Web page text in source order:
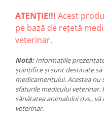
ATENȚIE!!! Acest
pe bază de rețetă
veterinar.
Notă:Informațiile
științifice și sunt destinate
medicamentului. Acestea nu
sfaturile medicului
sănătatea animalului dvs.,
veterinar.